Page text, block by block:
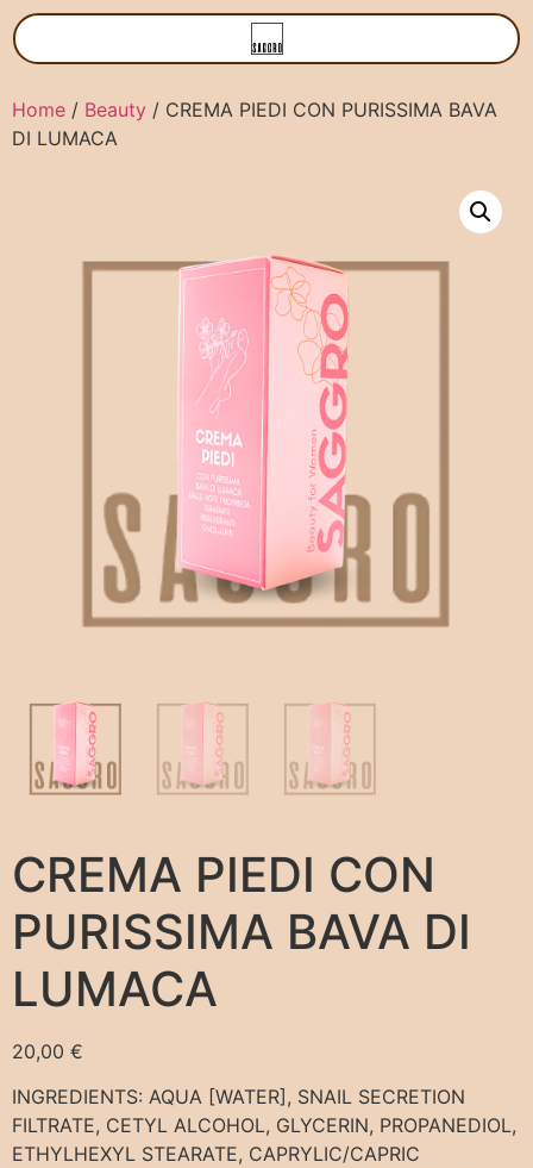
Home / Beauty / CREMA PIEDI CON PURISSIMA BAVA
DI LUMACA
CREMA PIEDI CON
PURISSIMA BAVA DI
LUMACA
20,00 €
INGREDIENTS: AQUA [WATER], SNAIL SECRETION
FILTRATE, CETYL ALCOHOL, GLYCERIN, PROPANEDIOL,
ETHYLHEXYL STEARATE, CAPRYLIC/CAPRIC